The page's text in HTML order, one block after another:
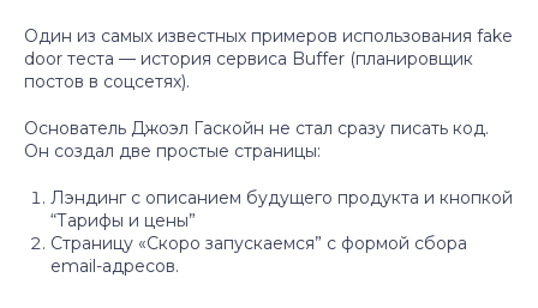
Один из самых известных примеров использования fake
door теста — история сервиса Buffer (планировщик
постов в соцсетях).
Основатель Джоэл Гаскойн не стал сразу писать код.
Он создал две простые страницы:
Лэндинг с описанием будущего продукта и кнопкой
“Тарифы и цены”
Страницу «Скоро запускаемся” с формой сбора
email-адресов.